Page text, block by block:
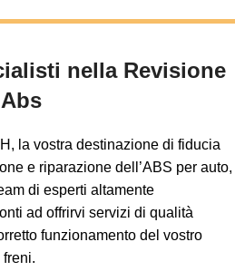
nella Revisione
la vostra destinazione di fiducia
e riparazione dell’ABS per auto,
di esperti altamente
ad offrirvi servizi di qualità
funzionamento del vostro